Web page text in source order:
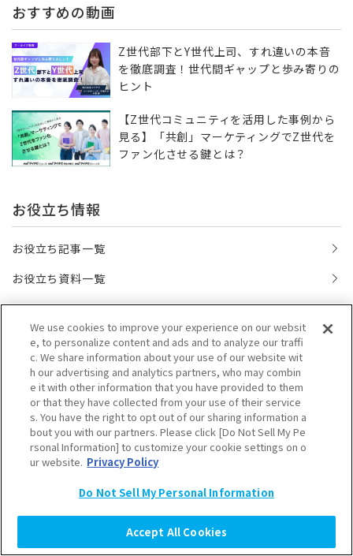
おすすめの動画
Z世代部下とY世代上司、すれ違いの本音
を徹底調査！世代間ギャップと歩み寄りの
ヒント
【Z世代コミュニティを活用した事例から
見る】「共創」マーケティングでZ世代を
ファン化させる鍵とは？
お役立ち情報
お役立ち記事一覧
お役立ち資料一覧
お役立ち動画一覧
We use cookies to improve your experience on our websit
e, to personalize content and ads and to analyze our traffi
c. We share information about your use of our website wit
h our advertising and analytics partners, who may combin
e it with other information that you have provided to them
or that they have collected from your use of their service
s. You have the right to opt out of our sharing information a
bout you with our partners. Please click [Do Not Sell My Pe
rsonal Information] to customize your cookie settings on o
ur website. Privacy Policy
Do Not Sell My Personal Information
Accept All Cookies